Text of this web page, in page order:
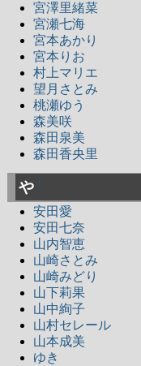
宮澤里緒菜
宮瀬七海
宮本あかり
宮本りお
村上マリエ
望月さとみ
桃瀬ゆう
森美咲
森田泉美
森田香央里
や †
安田愛
安田七奈
山内智恵
山崎さとみ
山崎みどり
山下莉果
山中絢子
山村セレール
山本成美
ゆき